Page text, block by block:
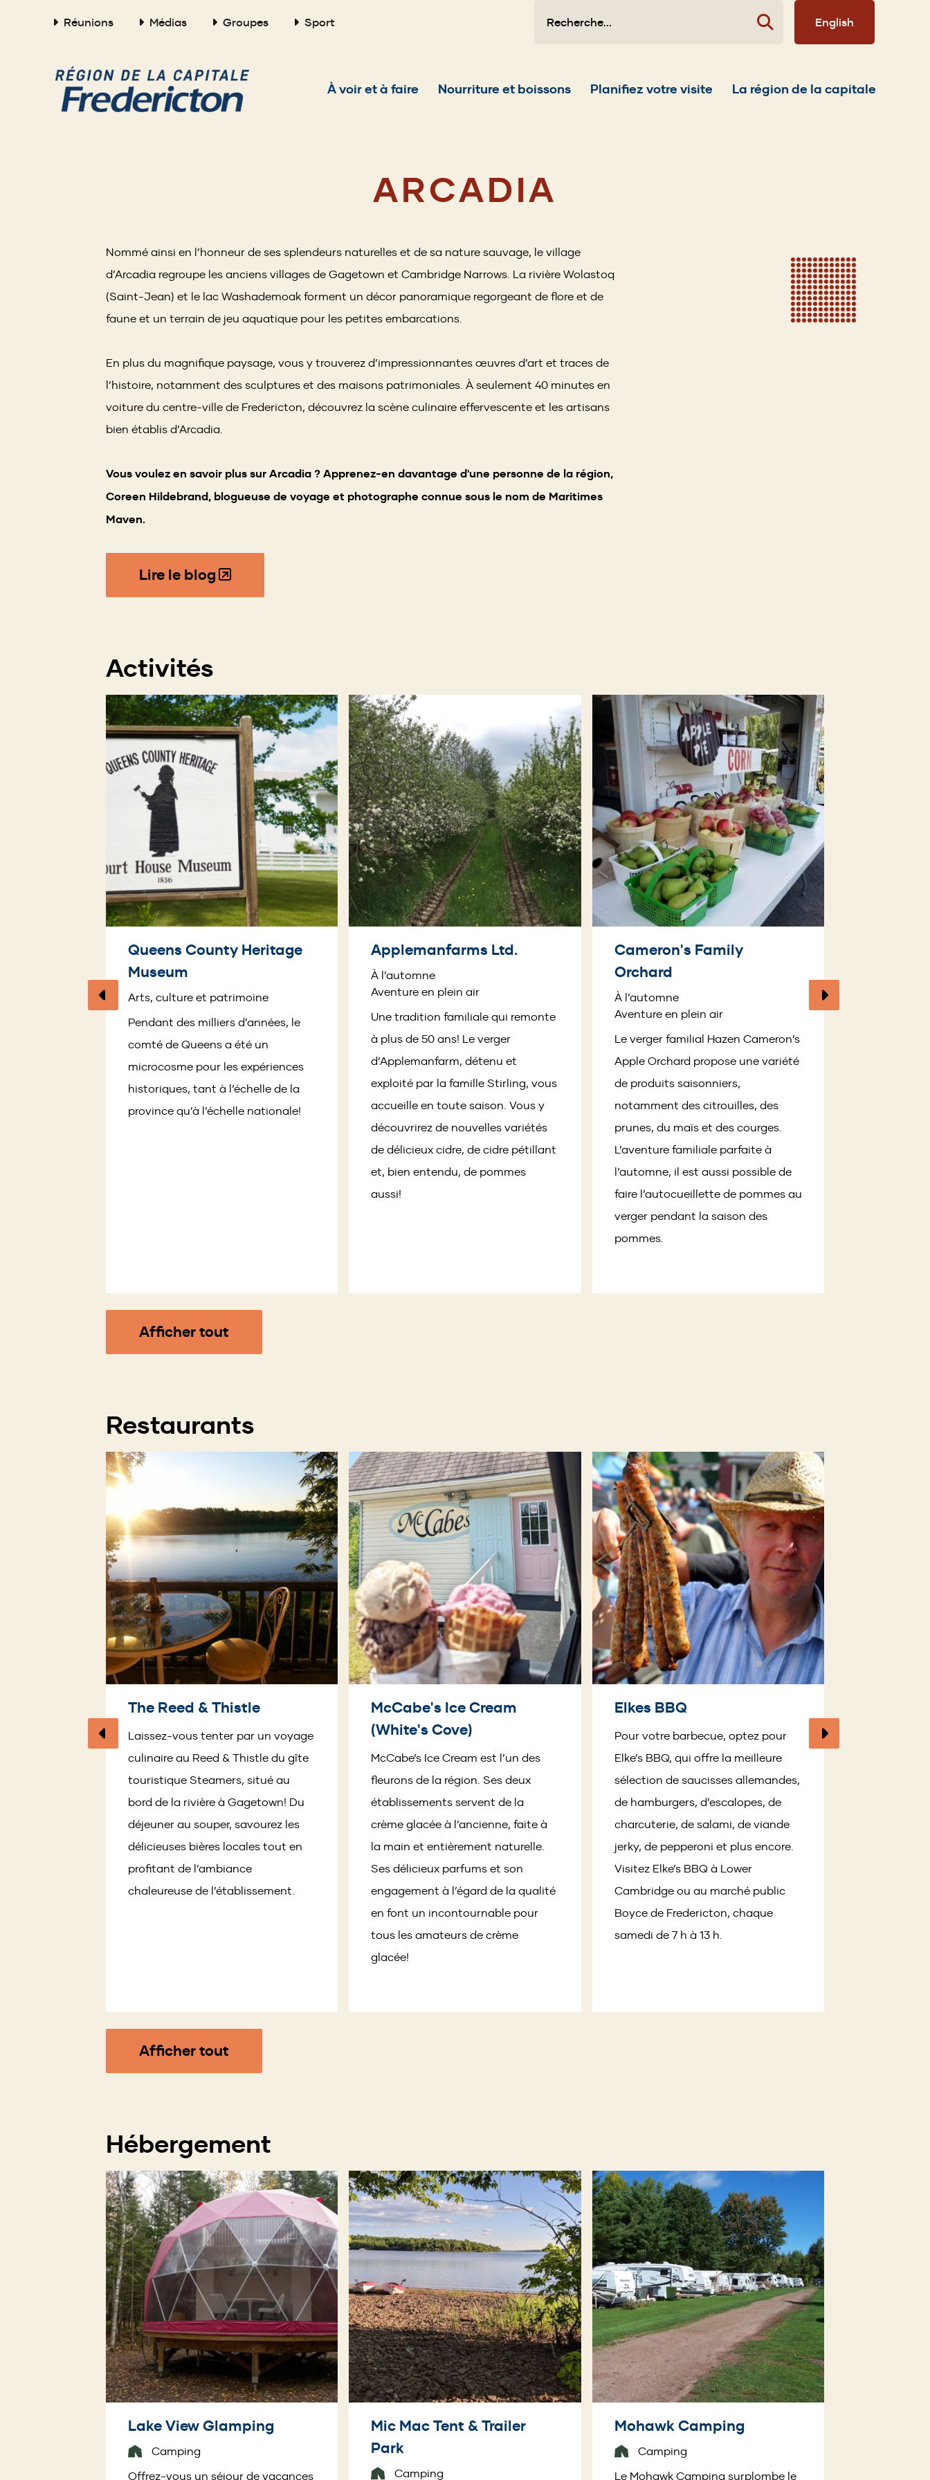
Header
Réunions Médias Groupes Sport English
Main
À voir et à faire Nourriture et boissons Planifiez votre visite La région de la capitale
ARCADIA
Nommé ainsi en l’honneur de ses splendeurs naturelles et de sa nature sauvage, le village
d’Arcadia regroupe les anciens villages de Gagetown et Cambridge Narrows. La rivière Wolastoq
(Saint-Jean) et le lac Washademoak forment un décor panoramique regorgeant de flore et de
faune et un terrain de jeu aquatique pour les petites embarcations.
En plus du magnifique paysage, vous y trouverez d’impressionnantes œuvres d’art et traces de
l’histoire, notamment des sculptures et des maisons patrimoniales. À seulement 40 minutes en
voiture du centre-ville de Fredericton, découvrez la scène culinaire effervescente et les artisans
bien établis d’Arcadia.
Vous voulez en savoir plus sur Arcadia ? Apprenez-en davantage d'une personne de la région,
Coreen Hildebrand, blogueuse de voyage et photographe connue sous le nom de Maritimes
Maven.
Lire le blog(Opens
in
Activités
Queens County Heritage
Museum
Arts, culture et patrimoine
Pendant des milliers d’années, le
comté de Queens a été un
microcosme pour les expériences
historiques, tant à l’échelle de la
province qu’à l’échelle nationale!
Applemanfarms Ltd.
À l’automne
Aventure en plein air
Une tradition familiale qui remonte
à plus de 50 ans! Le verger
d’Applemanfarm, détenu et
exploité par la famille Stirling, vous
accueille en toute saison. Vous y
découvrirez de nouvelles variétés
de délicieux cidre, de cidre pétillant
et, bien entendu, de pommes
aussi!
Cameron's Family
Orchard
À l’automne
Aventure en plein air
Le verger familial Hazen Cameron’s
Apple Orchard propose une variété
de produits saisonniers,
notamment des citrouilles, des
prunes, du maïs et des courges.
L’aventure familiale parfaite à
l’automne, il est aussi possible de
faire l’autocueillette de pommes au
verger pendant la saison des
pommes.
Pagination
Page
précédente
Page
suivante
Afficher tout
Restaurants
The Reed & Thistle
Laissez-vous tenter par un voyage
culinaire au Reed & Thistle du gîte
touristique Steamers, situé au
bord de la rivière à Gagetown! Du
déjeuner au souper, savourez les
délicieuses bières locales tout en
profitant de l’ambiance
chaleureuse de l’établissement.
McCabe's Ice Cream
(White's Cove)
McCabe’s Ice Cream est l’un des
fleurons de la région. Ses deux
établissements servent de la
crème glacée à l’ancienne, faite à
la main et entièrement naturelle.
Ses délicieux parfums et son
engagement à l’égard de la qualité
en font un incontournable pour
tous les amateurs de crème
glacée!
Elkes BBQ
Pour votre barbecue, optez pour
Elke’s BBQ, qui offre la meilleure
sélection de saucisses allemandes,
de hamburgers, d’escalopes, de
charcuterie, de salami, de viande
jerky, de pepperoni et plus encore.
Visitez Elke’s BBQ à Lower
Cambridge ou au marché public
Boyce de Fredericton, chaque
samedi de 7 h à 13 h.
Pagination
Page
précédente
Page
suivante
Afficher tout
Hébergement
Lake View Glamping
Camping
Offrez-vous un séjour de vacances
Mic Mac Tent & Trailer
Park
Camping
Mohawk Camping
Camping
Le Mohawk Camping surplombe le